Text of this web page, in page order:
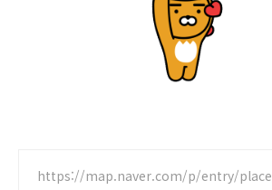
https://map.naver.com/p/entry/